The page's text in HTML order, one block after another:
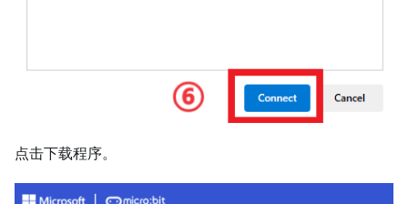
点击下载程序。